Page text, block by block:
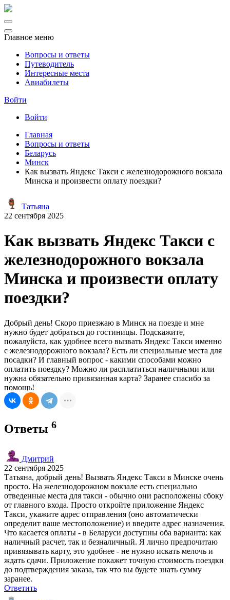
Главное меню
Вопросы и ответы
Путеводитель
Интересные места
Авиабилеты
Войти
Войти
Главная
Вопросы и ответы
Беларусь
Минск
Как вызвать Яндекс Такси с железнодорожного вокзала
Минска и произвести оплату поездки?
Татьяна
22 сентября 2025
Как вызвать Яндекс Такси с
железнодорожного вокзала
Минска и произвести оплату
поездки?
Добрый день! Скоро приезжаю в Минск на поезде и мне
нужно будет добраться до гостиницы. Подскажите,
пожалуйста, как удобнее всего вызвать Яндекс Такси именно
с железнодорожного вокзала? Есть ли специальные места для
посадки? И главный вопрос - какими способами можно
оплатить поездку? Можно ли расплатиться наличными или
нужна обязательно привязанная карта? Заранее спасибо за
помощь!
Ответы 6
Дмитрий
22 сентября 2025
Татьяна, добрый день! Вызвать Яндекс Такси в Минске очень
просто. На железнодорожном вокзале есть специально
отведенные места для такси - обычно они расположены сбоку
от главного входа. Просто откройте приложение Яндекс
Такси, укажите адрес отправления (оно автоматически
определит ваше местоположение) и введите адрес назначения.
Что касается оплаты - в Беларуси доступны оба варианта: как
наличный расчет, так и безналичный. Я лично предпочитаю
привязывать карту, это удобнее - не нужно искать мелочь и
ждать сдачи. Приложение покажет точную стоимость поездки
до подтверждения заказа, так что вы будете знать сумму
заранее.
Ответить